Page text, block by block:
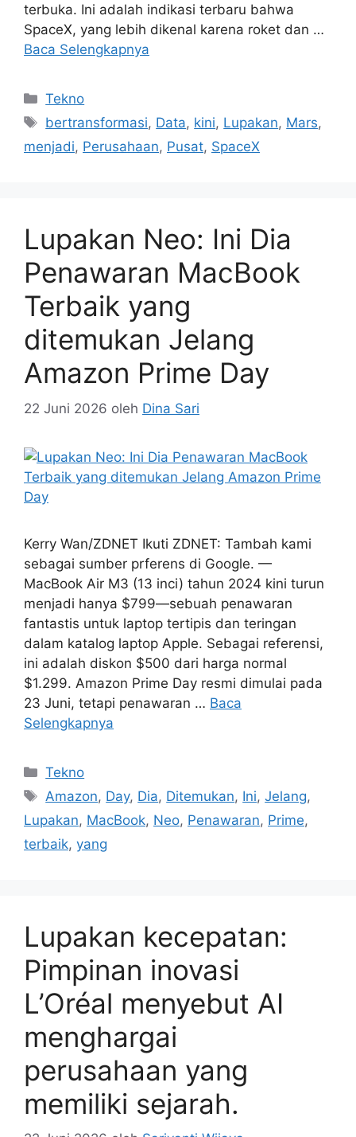
terbuka. Ini adalah indikasi terbaru bahwa
SpaceX, yang lebih dikenal karena roket dan …
Baca Selengkapnya
Kategori
Tekno
Tag
bertransformasi, Data, kini, Lupakan, Mars,
menjadi, Perusahaan, Pusat, SpaceX
Lupakan Neo: Ini Dia
Penawaran MacBook
Terbaik yang
ditemukan Jelang
Amazon Prime Day
22 Juni 2026 oleh Dina Sari
Kerry Wan/ZDNET Ikuti ZDNET: Tambah kami
sebagai sumber prferens di Google. —
MacBook Air M3 (13 inci) tahun 2024 kini turun
menjadi hanya $799—sebuah penawaran
fantastis untuk laptop tertipis dan teringan
dalam katalog laptop Apple. Sebagai referensi,
ini adalah diskon $500 dari harga normal
$1.299. Amazon Prime Day resmi dimulai pada
23 Juni, tetapi penawaran … Baca
Selengkapnya
Kategori
Tekno
Tag
Amazon, Day, Dia, Ditemukan, Ini,Jelang,
Lupakan, MacBook, Neo, Penawaran, Prime,
terbaik, yang
Lupakan kecepatan:
Pimpinan inovasi
L’Oréal menyebut AI
menghargai
perusahaan yang
memiliki sejarah.